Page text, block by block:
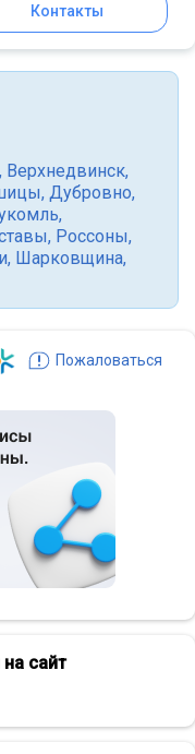
Контакты
, Верхнедвинск,
, Дубровно,
,
, Россоны,
, Шарковщина,
Пожаловаться
сайт